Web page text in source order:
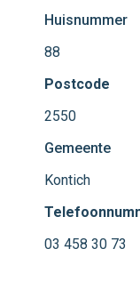
Huisnummer
88
Postcode
2550
Gemeente
Kontich
03 458 30 73